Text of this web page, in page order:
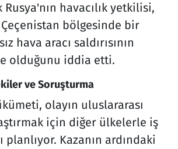
havacılık yetkilisi,
Çeçenistan bölgesinde bir
hava aracı saldırısının
olduğunu iddia etti.
ve Soruşturma
olayın uluslararası
için diğer ülkelerle iş
planlıyor. Kazanın ardındaki